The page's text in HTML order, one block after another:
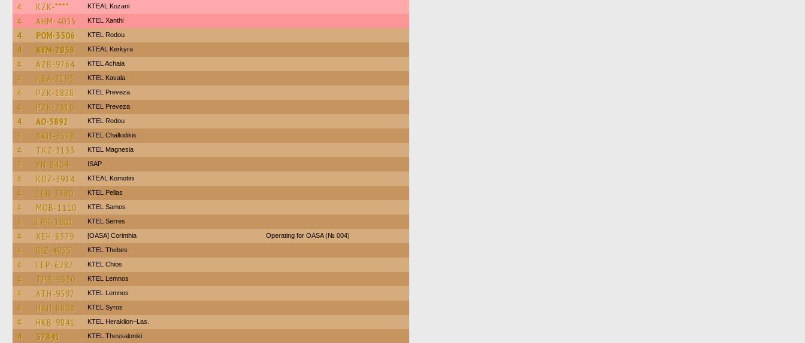
4 KZK-**** KTEAL Kozani
4 AHM-4035 KTEL Xanthi
4 POM-3506 ΚΤΕL Rodou
4 KYM-2858 KTEAL Kerkyra
4 AZB-9764 KTEL Achaia
4 KBA-7193 KTEL Kavala
4 PZK-1828 KTEL Preveza
4 PZK-2510 KTEL Preveza
4 AO-5892 ΚΤΕL Rodou
4 XKH-3578 ΚΤΕL Chalkidikis
4 TKZ-3133 ΚΤΕL Magnesia
4 YN-8404 ISAP
4 KOZ-3914 KTEAL Komotini
4 EEH-3380 KTEL Pellas
4 MOB-1110 KTEL Samos
4 EPK-1001 KTEL Serres
4 XEH-8379 [OASA] Corinthia Operating for OASA (№ 004)
4 BIZ-4955 KTEL Thebes
4 EEP-6287 KTEL Chios
4 TPB-9530 KTEL Lemnos
4 ATH-9597 KTEL Lemnos
4 HAH-8808 KTEL Syros
4 HKB-9841 KTEL Heraklion–Las.
4 57841 KTEL Thessaloniki